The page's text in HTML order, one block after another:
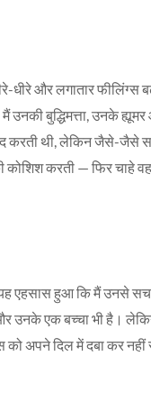
धीरे और लगातार फीलिंग्स
उनकी बुद्धिमत्ता, उनके
थी, लेकिन जैसे-जैसे
कोशिश करती — फिर
यह एहसास हुआ कि मैं उनसे
उनके एक बच्चा भी है।
को अपने दिल में दबा कर